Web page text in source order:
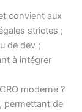
convient aux
strictes ;
de dev ;
à intégrer
moderne ?
permettant de